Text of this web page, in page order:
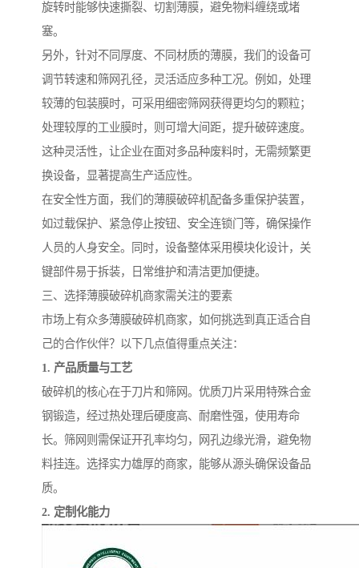
旋转时能够快速撕裂、切割薄膜，避免物料缠绕或堵
塞。
另外，针对不同厚度、不同材质的薄膜，我们的设备可
调节转速和筛网孔径，灵活适应多种工况。例如，处理
较薄的包装膜时，可采用细密筛网获得更均匀的颗粒；
处理较厚的工业膜时，则可增大间距，提升破碎速度。
这种灵活性，让企业在面对多品种废料时，无需频繁更
换设备，显著提高生产适应性。
在安全性方面，我们的薄膜破碎机配备多重保护装置，
如过载保护、紧急停止按钮、安全连锁门等，确保操作
人员的人身安全。同时，设备整体采用模块化设计，关
键部件易于拆装，日常维护和清洁更加便捷。
三、选择薄膜破碎机商家需关注的要素
市场上有众多薄膜破碎机商家，如何挑选到真正适合自
己的合作伙伴？以下几点值得重点关注：
1. 产品质量与工艺
破碎机的核心在于刀片和筛网。优质刀片采用特殊合金
钢锻造，经过热处理后硬度高、耐磨性强，使用寿命
长。筛网则需保证开孔率均匀，网孔边缘光滑，避免物
料挂连。选择实力雄厚的商家，能够从源头确保设备品
质。
2. 定制化能力